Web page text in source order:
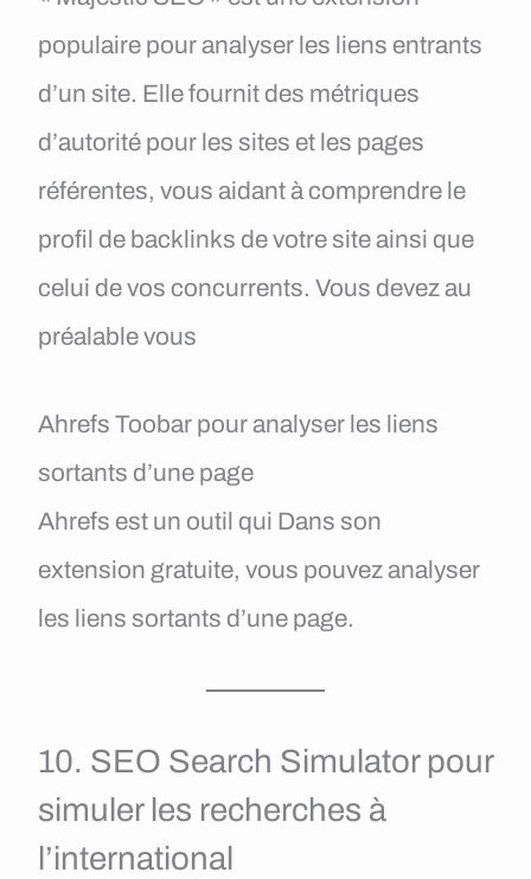
populaire pour analyser les liens entrants
d’un site. Elle fournit des métriques
d’autorité pour les sites et les pages
référentes, vous aidant à comprendre le
profil de backlinks de votre site ainsi que
celui de vos concurrents. Vous devez au
préalable vous
Ahrefs Toobar pour analyser les liens
sortants d’une page
Ahrefs est un outil qui Dans son
extension gratuite, vous pouvez analyser
les liens sortants d’une page.
10. SEO Search Simulator pour
simuler les recherches à
l’international